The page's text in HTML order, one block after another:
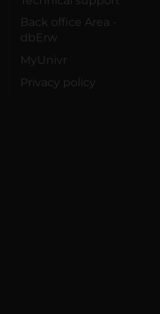
Back office Area -
dbErw
MyUnivr
Privacy policy